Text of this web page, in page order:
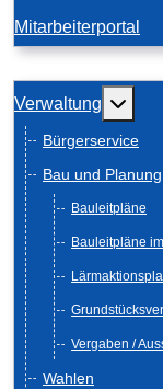
Mitarbeiterportal
Verwaltung
Bürgerservice
Bau und Planung
Bauleitpläne
Bauleitpläne
Vergaben /
Wahlen